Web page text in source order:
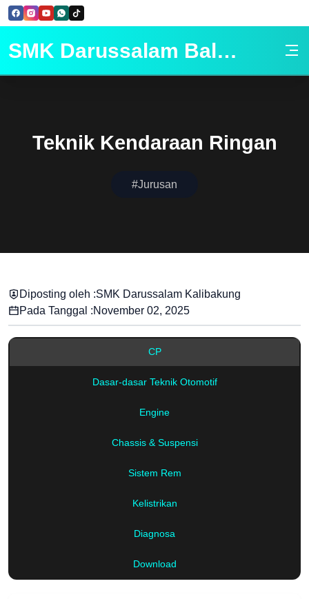
Skip to Content
SMK Darussalam Balapulang
Teknik Kendaraan Ringan
#Jurusan
Diposting oleh :SMK Darussalam Kalibakung
Pada Tanggal :November 02, 2025
CP
Dasar-dasar Teknik Otomotif
Engine
Chassis & Suspensi
Sistem Rem
Kelistrikan
Diagnosa
Download